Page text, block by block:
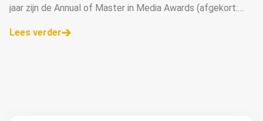
jaar zijn de Annual of Master in Media Awards (afgekort:
opvallendste concepten en grootste talenten. Deze week
Lees verder